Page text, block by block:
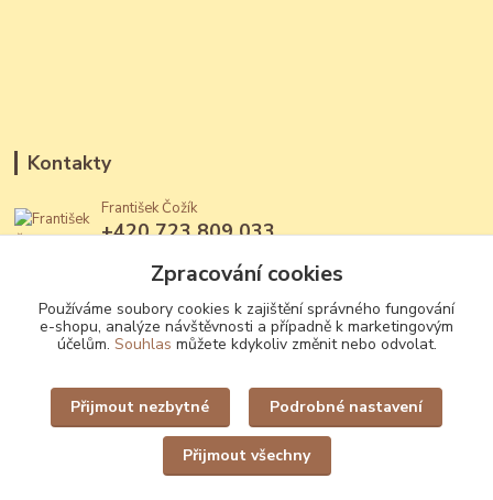
Kontakty
František Čožík
+420 723 809 033
Upravit sběr cookies.
Zpracování cookies
Používáme soubory cookies k zajištění správného fungování
e-shopu, analýze návštěvnosti a případně k marketingovým
účelům. Souhlas můžete kdykoliv změnit nebo odvolat.
Přijmout nezbytné Podrobné nastavení
Přijmout všechny